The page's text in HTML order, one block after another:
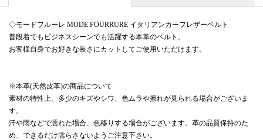
◇モードフルーレ MODE FOURRURE イタリアンカーフレザーベルト
普段着でもビジネスシーンでも活躍する本革のベルト。
お客様自身でお好きな長さにカットしてご使用いただけます。
※本革(天然皮革)の商品について
素材の特性上、多少のキズやシワ、色ムラや擦れが見られる場合がございま
す。
汗や雨などで濡れた場合、色移りする場合がございます。革の品質保持のた
め、できるだけ濡らさないようご注意下さい。